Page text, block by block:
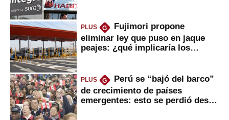
PLUS G
Fujimori propone
eliminar ley que puso en jaque
peajes: ¿qué implicaría los
PLUS G
Perú se “bajó del barco”
de crecimiento de países
emergentes: esto se perdió desde